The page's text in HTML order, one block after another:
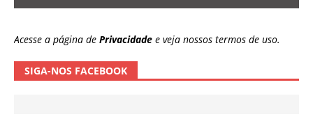
Acesse a página de Privacidade e veja nossos termos de uso.
SIGA-NOS FACEBOOK